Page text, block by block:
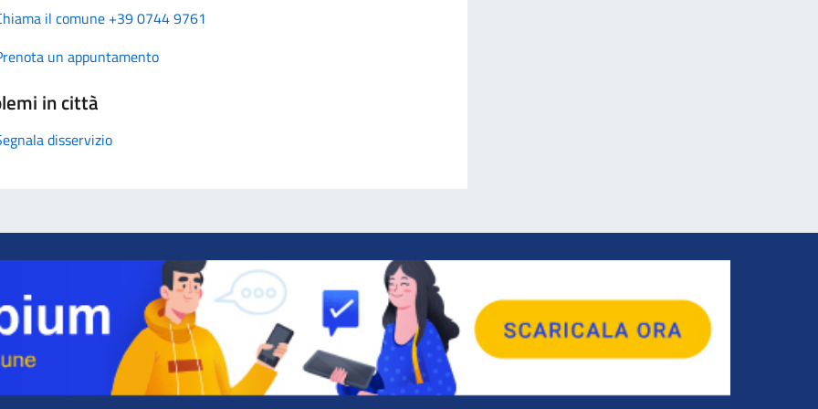
il comune +39 0744 9761
un appuntamento
in città
disservizio